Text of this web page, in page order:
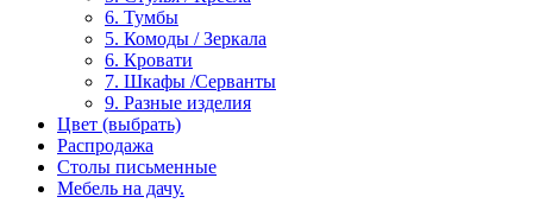
6. Тумбы
5. Комоды / Зеркала
6. Кровати
7. Шкафы /Серванты
9. Разные изделия
Цвет (выбрать)
Распродажа
Столы письменные
Мебель на дачу.